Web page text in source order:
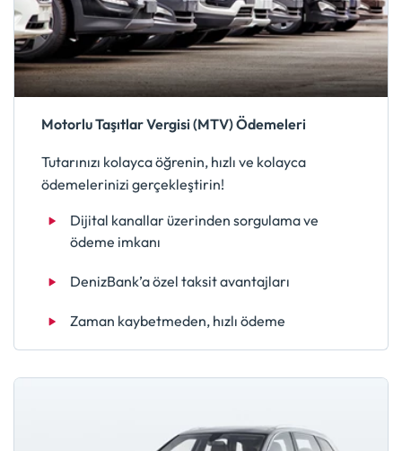
Motorlu Taşıtlar Vergisi (MTV) Ödemeleri
Tutarınızı kolayca öğrenin, hızlı ve kolayca
ödemelerinizi gerçekleştirin!
Dijital kanallar üzerinden sorgulama ve
ödeme imkanı
DenizBank’a özel taksit avantajları
Zaman kaybetmeden, hızlı ödeme